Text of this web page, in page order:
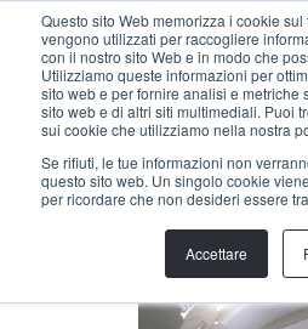
Questo sito Web memorizza i cookie
vengono utilizzati per raccogliere
con il nostro sito Web e in modo che
Utilizziamo queste informazioni per
sito web e per fornire analisi e metriche
sito web e di altri siti multimediali. Puoi
sui cookie che utilizziamo nella nostra
Se rifiuti, le tue informazioni non
questo sito web. Un singolo cookie
per ricordare che non desideri essere
Accettare
indietro
PATRICK KOLLER
info@helloallegra.com